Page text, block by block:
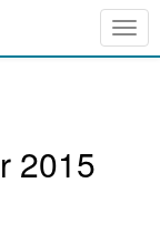
2015